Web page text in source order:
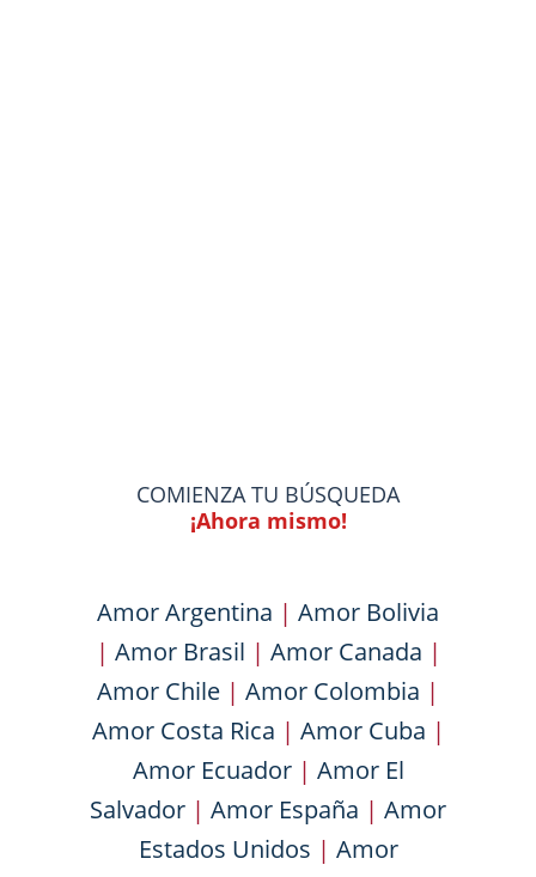
COMIENZA TU BÚSQUEDA
¡Ahora mismo!
Amor Argentina | Amor Bolivia
| Amor Brasil | Amor Canada |
Amor Chile | Amor Colombia |
Amor Costa Rica | Amor Cuba |
Amor Ecuador| Amor El
Salvador | Amor España | Amor
Estados Unidos | Amor